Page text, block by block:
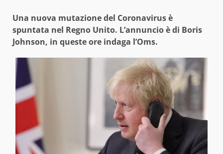
Una nuova mutazione del Coronavirus è
spuntata nel Regno Unito. L’annuncio è di Boris
Johnson, in queste ore indaga l’Oms.